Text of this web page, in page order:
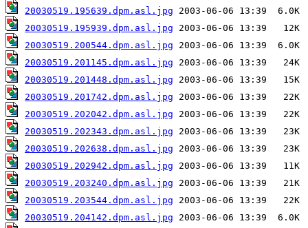
20030519.195639.dpm.asl.jpg
20030519.195939.dpm.asl.jpg
20030519.200544.dpm.asl.jpg
20030519.201145.dpm.asl.jpg
20030519.201448.dpm.asl.jpg
20030519.201742.dpm.asl.jpg
20030519.202042.dpm.asl.jpg
20030519.202343.dpm.asl.jpg
20030519.202638.dpm.asl.jpg
20030519.202942.dpm.asl.jpg
20030519.203240.dpm.asl.jpg
20030519.203544.dpm.asl.jpg
20030519.204142.dpm.asl.jpg